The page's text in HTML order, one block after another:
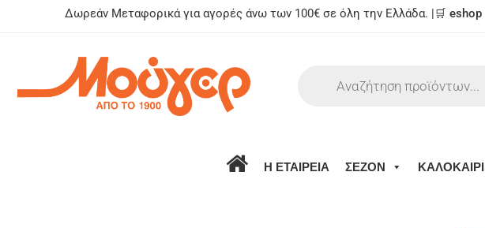
Δωρεάν Μεταφορικά για αγορές άνω των 100€ σε όλη την Ελλάδα. |🛒 eshop
Η ΕΤΑΙΡΕΙΑ ΣΕΖΟΝ ΚΑΛΟΚΑΙΡΙ